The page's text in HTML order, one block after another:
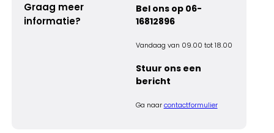
Graag meer
informatie?
Bel ons op 06-
16812896
Vandaag van 09.00 tot 18.00
Stuur ons een
bericht
Ga naarcontactformulier